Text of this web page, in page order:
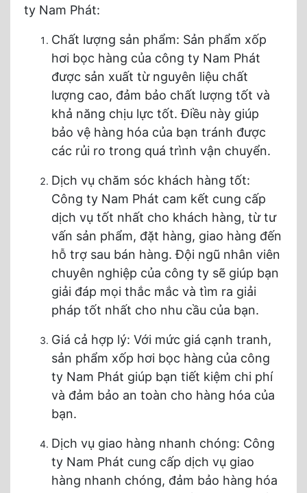
ty Nam Phát:
Chất lượng sản phẩm: Sản phẩm xốp
hơi bọc hàng của công ty Nam Phát
được sản xuất từ nguyên liệu chất
lượng cao, đảm bảo chất lượng tốt và
khả năng chịu lực tốt. Điều này giúp
bảo vệ hàng hóa của bạn tránh được
các rủi ro trong quá trình vận chuyển.
Dịch vụ chăm sóc khách hàng tốt:
Công ty Nam Phát cam kết cung cấp
dịch vụ tốt nhất cho khách hàng, từ tư
vấn sản phẩm, đặt hàng, giao hàng đến
hỗ trợ sau bán hàng. Đội ngũ nhân viên
chuyên nghiệp của công ty sẽ giúp bạn
giải đáp mọi thắc mắc và tìm ra giải
pháp tốt nhất cho nhu cầu của bạn.
Giá cả hợp lý: Với mức giá cạnh tranh,
sản phẩm xốp hơi bọc hàng của công
ty Nam Phát giúp bạn tiết kiệm chi phí
và đảm bảo an toàn cho hàng hóa của
bạn.
Dịch vụ giao hàng nhanh chóng: Công
ty Nam Phát cung cấp dịch vụ giao
hàng nhanh chóng, đảm bảo hàng hóa